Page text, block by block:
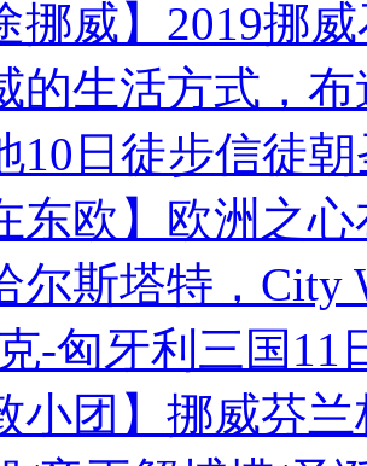
挪威】2019挪
的生活方式，
10日徒步信徒
东欧】欧洲之
尔斯塔特，City
-匈牙利三国11
小团】挪威芬